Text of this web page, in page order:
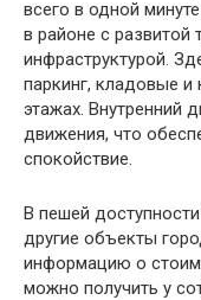
всего в одной
в районе с развитой
инфраструктурой.
паркинг, кладовые
этажах. Внутренний
движения, что
спокойствие.
В пешей
другие объекты
информацию о
можно получить у